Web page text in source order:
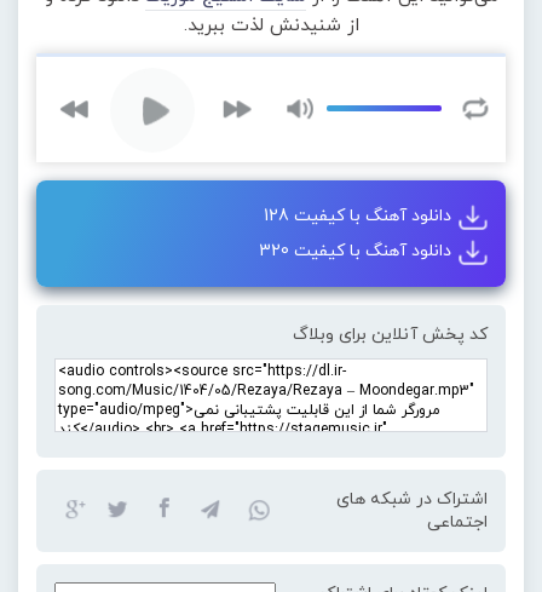
از شنیدنش لذت ببرید.
دانلود آهنگ با کیفیت 128
دانلود آهنگ با کیفیت 320
کد پخش آنلاین برای وبلاگ
اشتراک در شبکه های
اجتماعی